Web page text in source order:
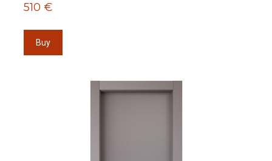
510 €
Buy